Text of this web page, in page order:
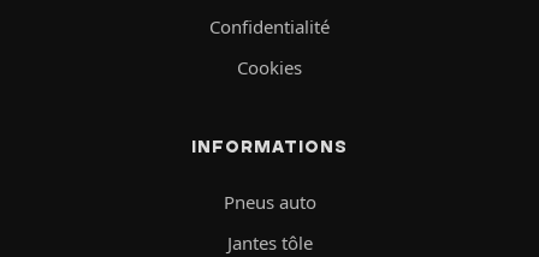
Confidentialité
Cookies
INFORMATIONS
Pneus auto
Jantes tôle